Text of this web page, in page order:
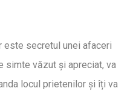
este secretul unei afaceri
simte văzut și apreciat, va
locul prietenilor și îți va